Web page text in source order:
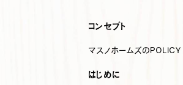
コンセプト
マスノホームズのPOLICY
はじめに